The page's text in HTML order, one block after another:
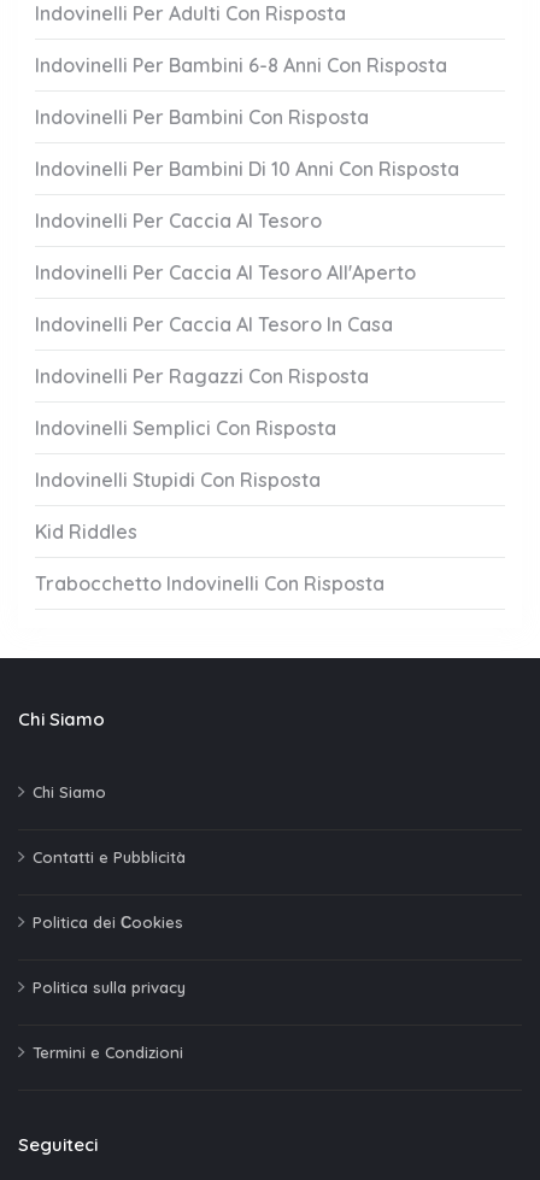
Indovinelli Per Adulti Con Risposta
Indovinelli Per Bambini 6-8 Anni Con Risposta
Indovinelli Per Bambini Con Risposta
Indovinelli Per Bambini Di 10 Anni Con Risposta
Indovinelli Per Caccia Al Tesoro
Indovinelli Per Caccia Al Tesoro All'Aperto
Indovinelli Per Caccia Al Tesoro In Casa
Indovinelli Per Ragazzi Con Risposta
Indovinelli Semplici Con Risposta
Indovinelli Stupidi Con Risposta
Kid Riddles
Trabocchetto Indovinelli Con Risposta
Chi Siamo
Chi Siamo
Contatti e Pubblicità
Politica dei Сookies
Politica sulla privacy
Termini e Condizioni
Seguiteci